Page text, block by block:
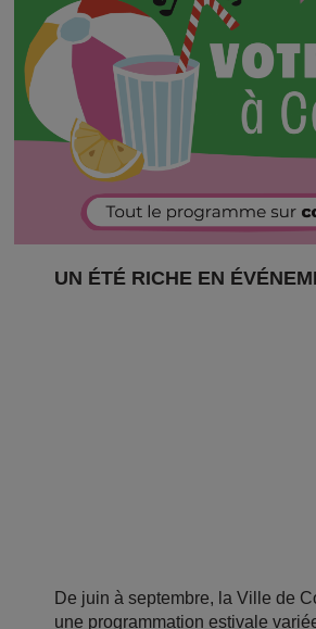
UN ÉTÉ RICHE EN
De juin à septembre, la Ville de
une programmation estivale